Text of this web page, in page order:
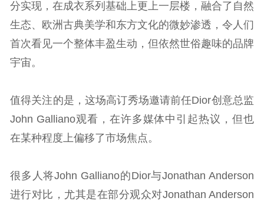
分实现，在成衣系列基础上更上一层楼，融合了自然
生态、欧洲古典美学和东方文化的微妙渗透，令人们
首次看见一个整体丰盈生动，但依然世俗趣味的品牌
宇宙。
值得关注的是，这场高订秀场邀请前任Dior创意总监
John Galliano观看，在许多媒体中引起热议，但也
在某种程度上偏移了市场焦点。
很多人将John Galliano的Dior与Jonathan Anderson
进行对比，尤其是在部分观众对Jonathan Anderson